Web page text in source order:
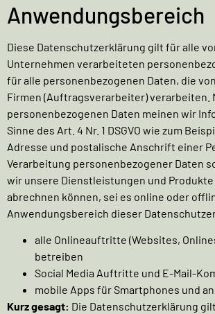
Anwendungsbereich
Diese Datenschutzerklärung gilt für alle
Unternehmen verarbeiteten
für alle personenbezogenen Daten, die
Firmen (Auftragsverarbeiter) verarbeiten.
personenbezogenen Daten meinen wir
Sinne des Art. 4 Nr. 1 DSGVO wie zum
Adresse und postalische Anschrift einer
Verarbeitung personenbezogener Daten
wir unsere Dienstleistungen und
abrechnen können, sei es online oder
Anwendungsbereich dieser
alle Onlineauftritte (Websites,
betreiben
Social Media Auftritte und E-Mail-
mobile Apps für Smartphones und
Kurz gesagt: Die Datenschutzerklärung